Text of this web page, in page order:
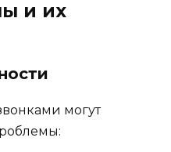
и их
могут